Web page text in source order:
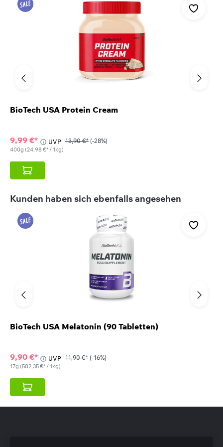
BioTech USA Protein Cream
9,99 €* UVP 13,90 €* (-28%)
400g (24,98 €* / 1kg)
Produktgalerie überspringen
Kunden haben sich ebenfalls angesehen
BioTech USA Melatonin (90 Tabletten)
9,90 €* UVP 11,90 €* (-16%)
17g (582,35 €* / 1kg)